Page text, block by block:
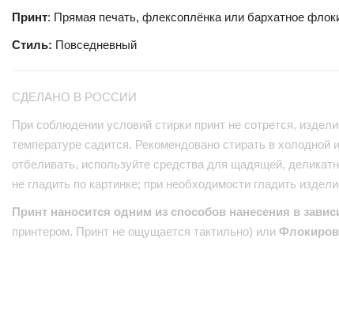
Принт: Прямая печать, флексоплёнка или бархатное
Стиль: Повседневный
СДЕЛАНО В РОССИИ
При соблюдении условий стирки принт не сотрется,
температуре садится. Рекомендовано стирать в
отбеливать, используйте средства для щадящей,
не гладить по картинке; при необходимости гладить
Принт наносится одним из способов нанесения в
принтером. Принт не ощущается тактильно) или